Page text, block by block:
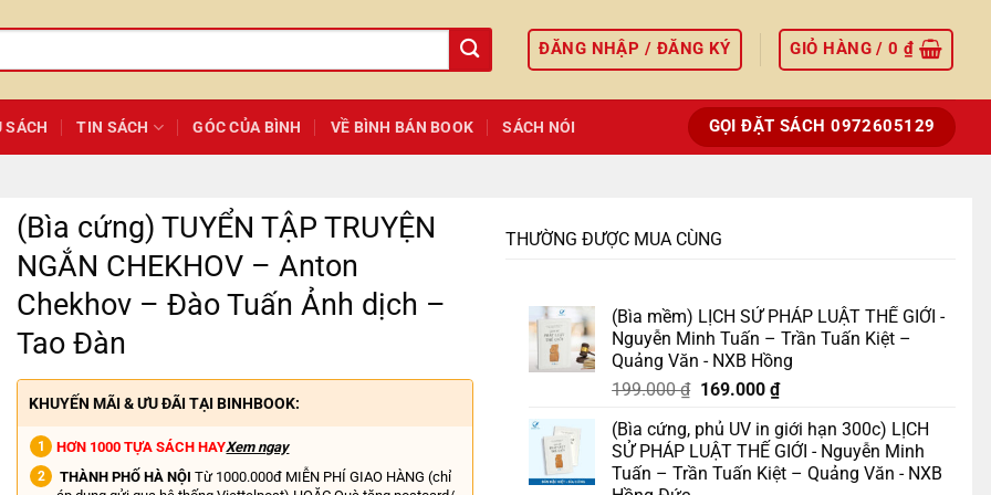
ĐĂNG NHẬP / ĐĂNG KÝ GIỎ HÀNG /0₫
SÁCH TIN SÁCH GÓC CỦA BÌNH VỀ BÌNH BÁN BOOK SÁCH NÓI GỌI ĐẶT SÁCH 0972605129
(Bìa cứng) TUYỂN TẬP TRUYỆN
NGẮN CHEKHOV – Anton
Chekhov – Đào Tuấn Ảnh dịch –
Tao Đàn
KHUYẾN MÃI & ƯU ĐÃI TẠI BINHBOOK:
HƠN 1000 TỰA SÁCH HAYXem ngay
THÀNH PHỐ HÀ NỘI Từ 1000.000đ MIỄN PHÍ GIAO HÀNG (chỉ
THƯỜNG ĐƯỢC MUA CÙNG
(Bìa mềm) LỊCH SỬ PHÁP LUẬT THẾ GIỚI -
Nguyễn Minh Tuấn – Trần Tuấn Kiệt –
Quảng Văn - NXB Hồng
199.000₫ Giá
là:
199.000 ₫.
169.000 ₫Giá
tại
là:
169.000 ₫.
(Bìa cứng, phủ UV in giới hạn 300c) LỊCH
SỬ PHÁP LUẬT THẾ GIỚI - Nguyễn Minh
Tuấn – Trần Tuấn Kiệt – Quảng Văn - NXB